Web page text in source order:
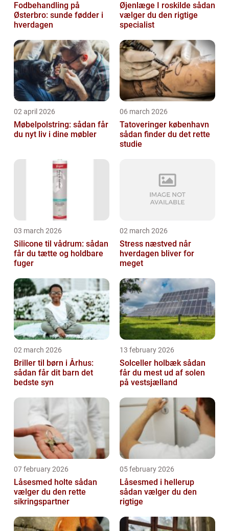
Fodbehandling på
Østerbro: sunde fødder i
hverdagen
Øjenlæge I roskilde sådan
vælger du den rigtige
specialist
02 april 2026
Møbelpolstring: sådan får
du nyt liv i dine møbler
06 march 2026
Tatoveringer københavn
sådan finder du det rette
studie
03 march 2026
Silicone til vådrum: sådan
får du tætte og holdbare
fuger
02 march 2026
Stress næstved når
hverdagen bliver for
meget
02 march 2026
Briller til børn i Århus:
sådan får dit barn det
bedste syn
13 february 2026
Solceller holbæk sådan
får du mest ud af solen
på vestsjælland
07 february 2026
Låsesmed holte sådan
vælger du den rette
sikringspartner
05 february 2026
Låsesmed i hellerup
sådan vælger du den
rigtige